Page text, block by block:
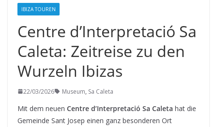
IBIZA TOUREN
Centre d’Interpretació Sa
Caleta: Zeitreise zu den
Wurzeln Ibizas
22/03/2026 Museum, Sa Caleta
Mit dem neuen Centre d’Interpretació Sa Caleta hat die
Gemeinde Sant Josep einen ganz besonderen Ort